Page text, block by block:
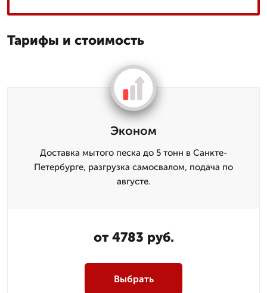
Тарифы и стоимость
Эконом
Доставка мытого песка до 5 тонн в Санкте-
Петербурге, разгрузка самосвалом, подача по
августе.
от 4783 руб.
Выбрать